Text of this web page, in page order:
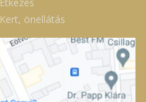
Kert, önellátás